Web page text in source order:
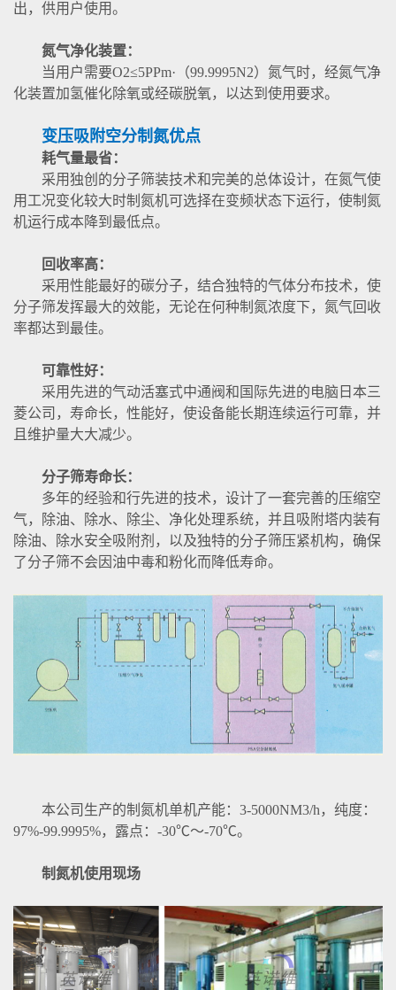
出，供用户使用。
氮气净化装置：
当用户需要O2≤5PPm·（99.9995N2）氮气时，经氮气净
化装置加氢催化除氧或经碳脱氧，以达到使用要求。
变压吸附空分制氮优点
耗气量最省：
采用独创的分子筛装技术和完美的总体设计，在氮气使
用工况变化较大时制氮机可选择在变频状态下运行，使制氮
机运行成本降到最低点。
回收率高：
采用性能最好的碳分子，结合独特的气体分布技术，使
分子筛发挥最大的效能，无论在何种制氮浓度下，氮气回收
率都达到最佳。
可靠性好：
采用先进的气动活塞式中通阀和国际先进的电脑日本三
菱公司，寿命长，性能好，使设备能长期连续运行可靠，并
且维护量大大减少。
分子筛寿命长：
多年的经验和行先进的技术，设计了一套完善的压缩空
气，除油、除水、除尘、净化处理系统，并且吸附塔内装有
除油、除水安全吸附剂，以及独特的分子筛压紧机构，确保
了分子筛不会因油中毒和粉化而降低寿命。
本公司生产的制氮机单机产能：3-5000NM3/h，纯度：
97%-99.9995%，露点：-30℃～-70℃。
制氮机使用现场